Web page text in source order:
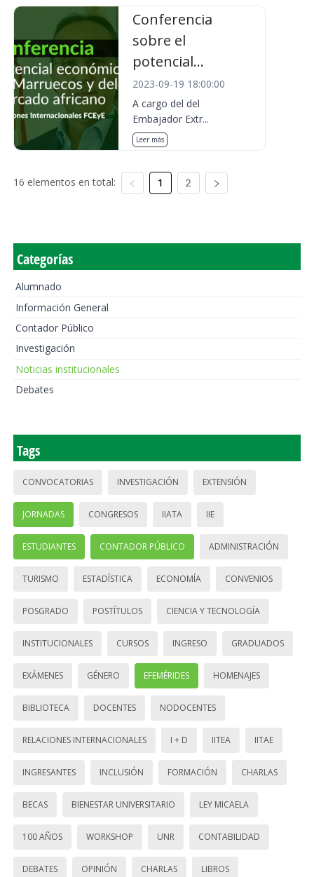
Conferencia
sobre el
potencial...
2023-09-19 18:00:00
A cargo del del
Embajador Extr...
Leer más
16 elementos en total: 1 2
Categorías
Alumnado
Información General
Contador Público
Investigación
Noticias institucionales
Debates
Tags
CONVOCATORIAS INVESTIGACIÓN EXTENSIÓN
JORNADAS CONGRESOS IIATA IIE
ESTUDIANTES CONTADOR PÚBLICO ADMINISTRACIÓN
TURISMO ESTADÍSTICA ECONOMÍA CONVENIOS
POSGRADO POSTÍTULOS CIENCIA Y TECNOLOGÍA
INSTITUCIONALES CURSOS INGRESO GRADUADOS
EXÁMENES GÉNERO EFEMÉRIDES HOMENAJES
BIBLIOTECA DOCENTES NODOCENTES
RELACIONES INTERNACIONALES I + D IITEA IITAE
INGRESANTES INCLUSIÓN FORMACIÓN CHARLAS
BECAS BIENESTAR UNIVERSITARIO LEY MICAELA
100 AÑOS WORKSHOP UNR CONTABILIDAD
DEBATES OPINIÓN CHARLAS LIBROS